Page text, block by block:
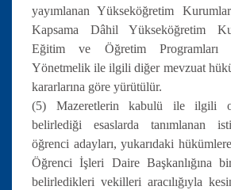
yayımlanan Yükseköğretim
Kapsama Dâhil Yükseköğretim
Eğitim ve Öğretim Programları
Yönetmelik ile ilgili diğer mevzuat
kararlarına göre yürütülür.
(5) Mazeretlerin kabulü ile ilgili
belirlediği esaslarda tanımlanan
öğrenci adayları, yukarıdaki
Öğrenci İşleri Daire Başkanlığına
belirledikleri vekilleri aracılığıyla